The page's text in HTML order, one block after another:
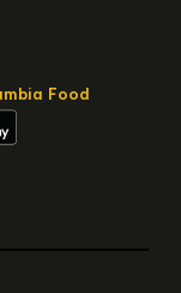
Food